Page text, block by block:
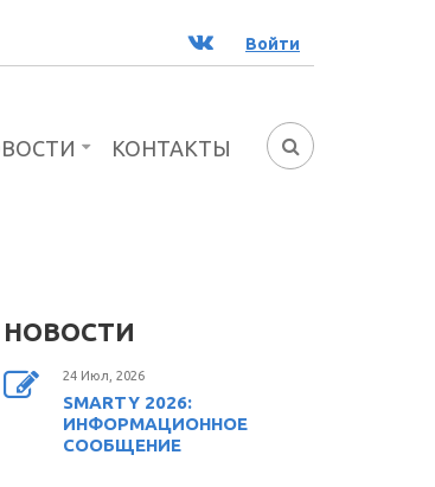
ВК Войти
ФОРМА
КОНТАКТЫ
НОВОСТИ
24 Июл, 2026
SMARTY 2026:
ИНФОРМАЦИОННОЕ
СООБЩЕНИЕ